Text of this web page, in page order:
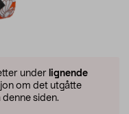
under lignende
om det utgåtte
siden.